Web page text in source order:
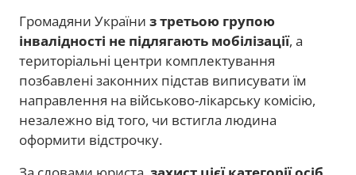
Громадяни України з третьою групою
інвалідності не підлягають мобілізації, а
територіальні центри комплектування
позбавлені законних підстав виписувати їм
направлення на військово-лікарську комісію,
незалежно від того, чи встигла людина
оформити відстрочку.